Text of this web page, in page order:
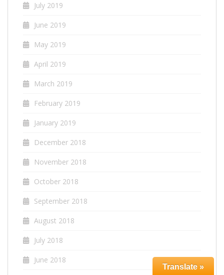
July 2019
June 2019
May 2019
April 2019
March 2019
February 2019
January 2019
December 2018
November 2018
October 2018
September 2018
August 2018
July 2018
June 2018
Translate »